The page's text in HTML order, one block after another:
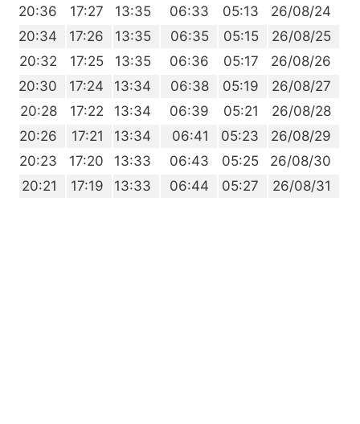
26/08/24
05:13
06:33
13:35
17:27
20:36
26/08/25
05:15
06:35
13:35
17:26
20:34
26/08/26
05:17
06:36
13:35
17:25
20:32
26/08/27
05:19
06:38
13:34
17:24
20:30
26/08/28
05:21
06:39
13:34
17:22
20:28
26/08/29
05:23
06:41
13:34
17:21
20:26
26/08/30
05:25
06:43
13:33
17:20
20:23
26/08/31
05:27
06:44
13:33
17:19
20:21